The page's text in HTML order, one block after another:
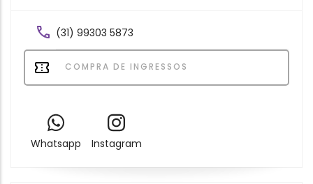
(31) 99303 5873
COMPRA DE INGRESSOS
Whatsapp Instagram